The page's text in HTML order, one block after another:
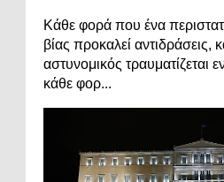
Κάθε φορά που ένα
βίας προκαλεί
αστυνομικός τραυματίζεται
κάθε φορ...